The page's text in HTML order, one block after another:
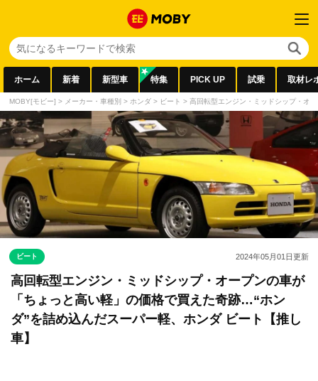
ホーム 新着 新型車 特集 PICK UP 試乗 取材レ
MOBY[モビー] > メーカー・車種別 > ホンダ > ビート > 高回転型エンジン・ミッドシップ・オ
ビート 2024年05月01日更新
高回転型エンジン・ミッドシップ・オープンの車が
「ちょっと高い軽」の価格で買えた奇跡…“ホン
ダ”を詰め込んだスーパー軽、ホンダ ビート【推し
車】